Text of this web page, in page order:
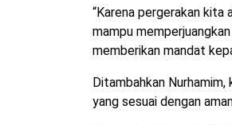
“Karena pergerakan kita
mampu
memberikan mandat
Ditambahkan
yang sesuai dengan